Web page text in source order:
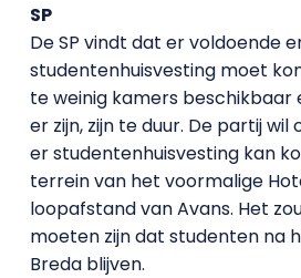
SP
De SP vindt dat er voldoende
studentenhuisvesting moet
te weinig kamers beschikbaar
er zijn, zijn te duur. De partij wil
er studentenhuisvesting kan
terrein van het voormalige
loopafstand van Avans. Het
moeten zijn dat studenten na
Breda blijven.